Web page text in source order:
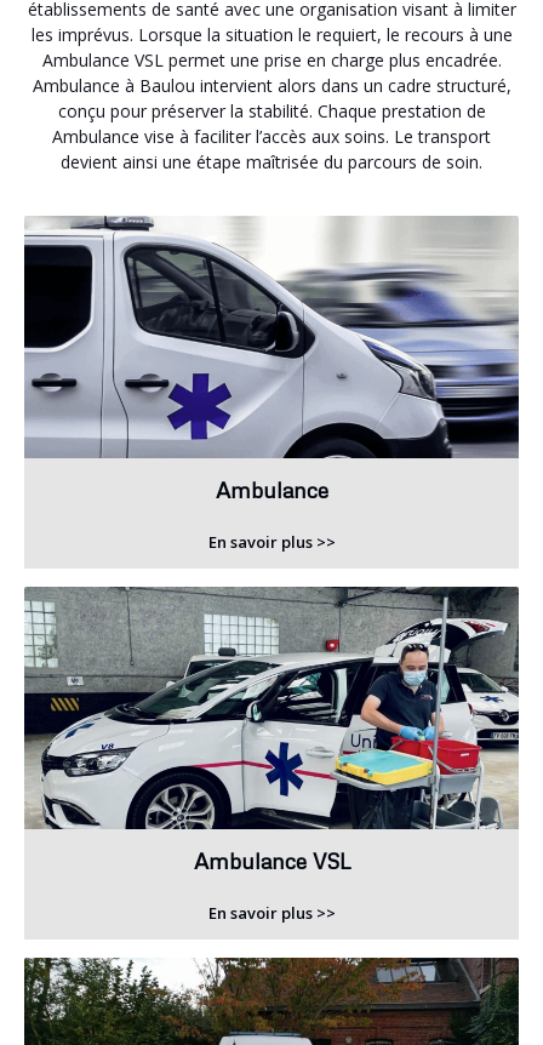
établissements de santé avec une organisation visant à limiter
les imprévus. Lorsque la situation le requiert, le recours à une
Ambulance VSL permet une prise en charge plus encadrée.
Ambulance à Baulou intervient alors dans un cadre structuré,
conçu pour préserver la stabilité. Chaque prestation de
Ambulance vise à faciliter l’accès aux soins. Le transport
devient ainsi une étape maîtrisée du parcours de soin.
Ambulance
En savoir plus >>
Ambulance VSL
En savoir plus >>